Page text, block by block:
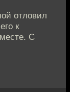
отловил
к
С